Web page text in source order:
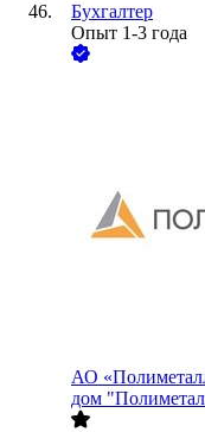
Бухгалтер
Опыт 1-3 года
АО
дом